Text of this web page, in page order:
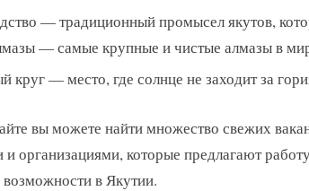
— традиционный промысел якутов,
— самые крупные и чистые алмазы в
круг — место, где солнце не заходит за
вы можете найти множество свежих
организациями, которые предлагают
в Якутии.